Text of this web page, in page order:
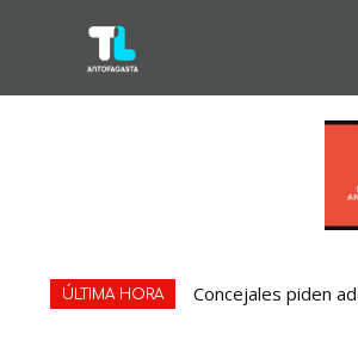
ÚLTIMA HORA Concejales piden